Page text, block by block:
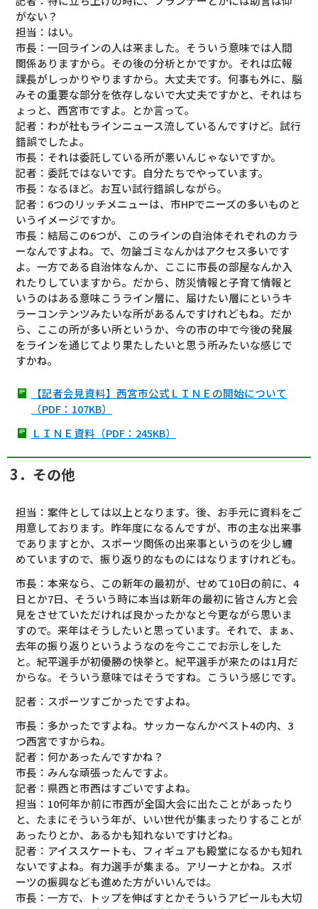
がない？
担当：はい。
市長：一回ラインの人は来ました。そういう意味では人間
関係ありますから。その後の分析とかですか。それは広報
課長がしっかりやりますから。大丈夫です。何事も外に、脳
みその重要な部分を依存しないで大丈夫ですかと、それはち
ょっと、西宮市ですよ。とか言って。
記者：わが社もラインニュース流しているんですけど。試行
錯誤でしたよ。
市長：それは委託している所が悪いんじゃないですか。
記者：委託ではないです。自分たちでやっています。
市長：なるほど。お互い試行錯誤しながら。
記者：6つのリッチメニューは、市HPでニーズの多いものと
いうイメージですか。
市長：結局この6つが、このラインの自治体それぞれのカラ
ーなんですよね。で、勿論ゴミなんかはアクセス多いです
よ。一方である自治体なんか、ここに市長の部屋なんか入
れたりしていますから。だから、防災情報と子育て情報と
いうのはある意味こうライン層に、届けたい層にというキ
ラーコンテンツみたいな所があるんですけれどもね。だか
ら、ここの所が多い所というか、今の市の中で今後の発展
をラインを通じてより果たしたいと思う所みたいな感じで
すかね。
【記者会見資料】西宮市公式ＬＩＮＥの開始について
（PDF：107KB）
ＬＩＮＥ資料（PDF：245KB）
3．その他
担当：案件としては以上となります。後、お手元に資料をご
用意しております。昨年度になるんですが、市の主な出来事
でありますとか、スポーツ関係の出来事というのを少し纏
めていますので、振り返り的なものにはなりますけれども。
市長：本来なら、この新年の最初が、せめて10日の前に、4
日とか7日、そういう時に本当は新年の最初に皆さん方と会
見をさせていただければ良かったかなと今更ながら思いま
すので。来年はそうしたいと思っています。それで、まぁ、
去年の振り返りというようなのを今ここでお示しをした
と。紀平選手が初優勝の快挙と。紀平選手が来たのは1月だ
からな。そういう意味ではそうですね。こういう感じです。
記者：スポーツすごかったですよね。
市長：多かったですよね。サッカーなんかベスト4の内、3
つ西宮ですからね。
記者：何かあったんですかね？
市長：みんな頑張ったんですよ。
記者：県西と市西はすごいですよね。
担当：10何年か前に市西が全国大会に出たことがあったり
と、たまにそういう年が、いい世代が集まったりすることが
あったりとか、あるかも知れないですけどね。
記者：アイススケートも、フィギュアも殿堂になるかも知れ
ないですよね。有力選手が集まる。アリーナとかね。スポ
ーツの振興なども進めた方がいいんでは。
市長：一方で、トップを伸ばすとかそういうアピールも大切